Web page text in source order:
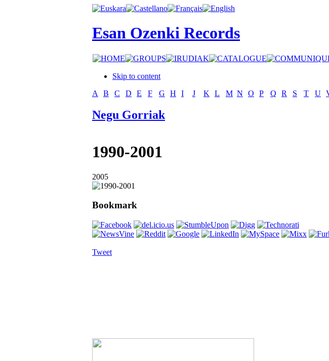
Esan Ozenki Records
Skip to content
A
B C D E F G H I J K L M N O P Q R S T U
Negu Gorriak
1990-2001
2005
Bookmark
Tweet